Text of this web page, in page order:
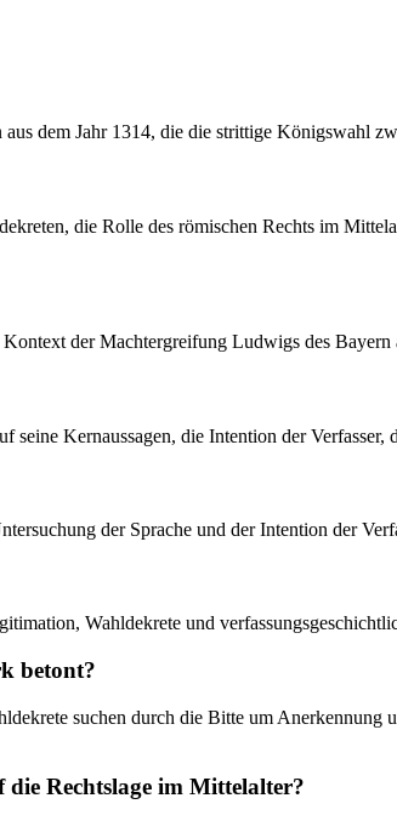
dem Jahr 1314, die die strittige Königswahl
die Rolle des römischen Rechts im
der Machtergreifung Ludwigs des Bayern
Kernaussagen, die Intention der
der Sprache und der Intention der
Wahldekrete und
betont?
suchen durch die Bitte um
die Rechtslage im Mittelalter?